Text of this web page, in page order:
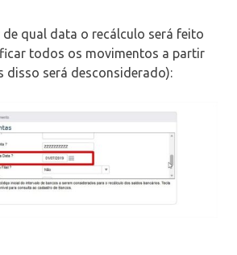
qual data o recálculo será feito
todos os movimentos a partir
disso será desconsiderado):